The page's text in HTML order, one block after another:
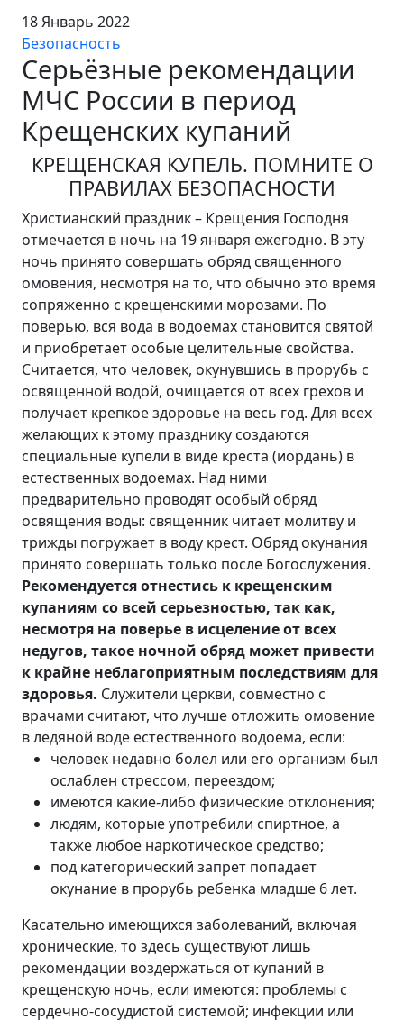
18 Январь 2022
Безопасность
Серьёзные рекомендации
МЧС России в период
Крещенских купаний
КРЕЩЕНСКАЯ КУПЕЛЬ. ПОМНИТЕ О
ПРАВИЛАХ БЕЗОПАСНОСТИ
Христианский праздник – Крещения Господня
отмечается в ночь на 19 января ежегодно. В эту
ночь принято совершать обряд священного
омовения, несмотря на то, что обычно это время
сопряженно с крещенскими морозами. По
поверью, вся вода в водоемах становится святой
и приобретает особые целительные свойства.
Считается, что человек, окунувшись в прорубь с
освященной водой, очищается от всех грехов и
получает крепкое здоровье на весь год. Для всех
желающих к этому празднику создаются
специальные купели в виде креста (иордань) в
естественных водоемах. Над ними
предварительно проводят особый обряд
освящения воды: священник читает молитву и
трижды погружает в воду крест. Обряд окунания
принято совершать только после Богослужения.
Рекомендуется отнестись к крещенским
купаниям со всей серьезностью, так как,
несмотря на поверье в исцеление от всех
недугов, такое ночной обряд может привести
к крайне неблагоприятным последствиям для
здоровья. Служители церкви, совместно с
врачами считают, что лучше отложить омовение
в ледяной воде естественного водоема, если:
человек недавно болел или его организм был
ослаблен стрессом, переездом;
имеются какие-либо физические отклонения;
людям, которые употребили спиртное, а
также любое наркотическое средство;
под категорический запрет попадает
окунание в прорубь ребенка младше 6 лет.
Касательно имеющихся заболеваний, включая
хронические, то здесь существуют лишь
рекомендации воздержаться от купаний в
крещенскую ночь, если имеются: проблемы с
сердечно-сосудистой системой; инфекции или